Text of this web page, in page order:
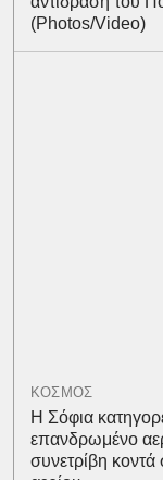
(Photos/Video)
ΚΟΣΜΟΣ
Η Σόφια
επανδρωμένο
συνετρίβη